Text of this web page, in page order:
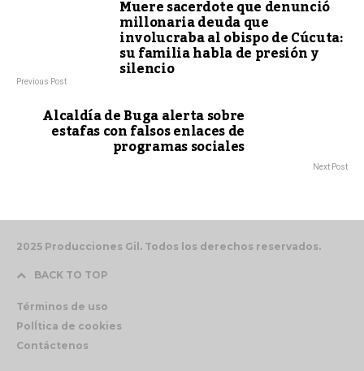
Muere sacerdote que denunció
millonaria deuda que
involucraba al obispo de Cúcuta:
su familia habla de presión y
silencio
Previous Post
Alcaldía de Buga alerta sobre
estafas con falsos enlaces de
programas sociales
Next Post
2025 Producciones Gil. Todos los derechos reservados.
BACK TO TOP
Términos de uso
PolÍtica de cookies
Contáctenos